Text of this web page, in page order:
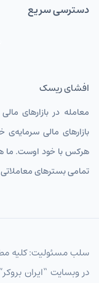
دسترسی سریع
افشای ریسک
معامله در بازارهای
بازارهای مالی
هرکس با خود اوست. ما
تمامی بسترهای
سلب مسئولیت: کلیه
در وبسایت “ایران